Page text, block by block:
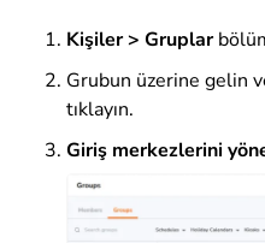
Kişiler > Gruplar
Grubun üzerine gelin
tıklayın.
Giriş merkezlerini